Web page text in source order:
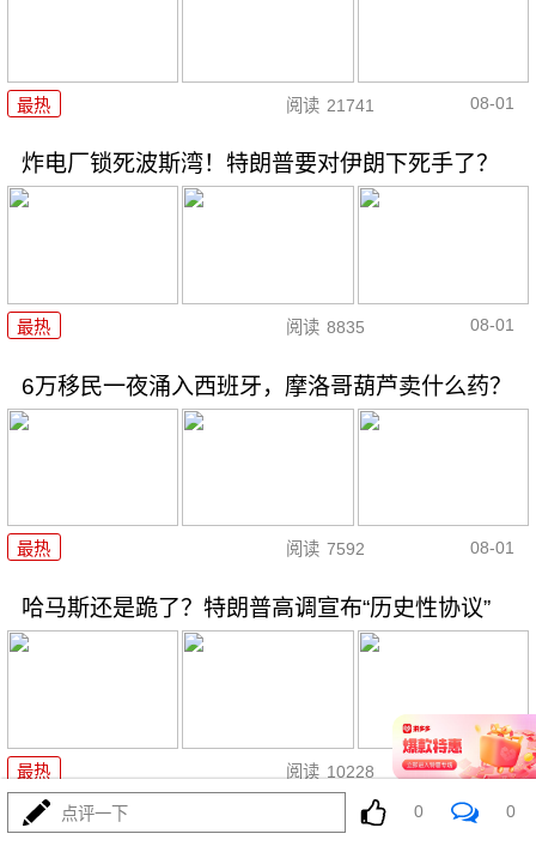
最热 阅读 21741 08-01
炸电厂锁死波斯湾！特朗普要对伊朗下死手了？
最热 阅读 8835 08-01
6万移民一夜涌入西班牙，摩洛哥葫芦卖什么药？
最热 阅读 7592 08-01
哈马斯还是跪了？特朗普高调宣布“历史性协议”
最热 阅读 10228 08-01
菲律宾五天三闹，美航母压阵，布林肯说了大实话
点评一下 0 0